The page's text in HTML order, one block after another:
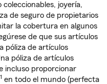
joyería,
de seguro de propietarios
la cobertura en algunos
de que sus artículos
póliza de artículos
póliza de artículos
incluso proporcionar
1 en todo el mundo (perfecta